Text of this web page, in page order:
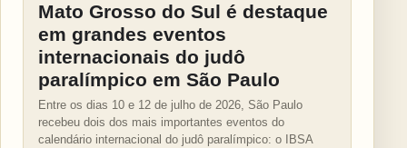
Mato Grosso do Sul é destaque
em grandes eventos
internacionais do judô
paralímpico em São Paulo
Entre os dias 10 e 12 de julho de 2026, São Paulo
recebeu dois dos mais importantes eventos do
calendário internacional do judô paralímpico: o IBSA